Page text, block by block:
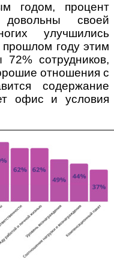
годом, процент
довольны своей
улучшились
году этим
сотрудников,
отношения с
содержание
офис и условия